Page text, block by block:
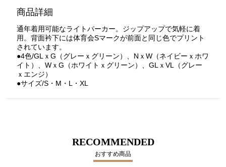
商品詳細
通年着用可能なライトパーカー。ジップアップで気軽に着
用。背面衿下には体育会Sマークが前面と同じ色でプリント
されています。
●4色/GLｘG（グレーｘグリーン）、NｘW（ネイビーｘホワ
イト）、WｘG（ホワイトｘグリーン）、GLｘVL（グレー
ｘエンジ）
●サイズ/S・M・L・XL
RECOMMENDED
おすすめ商品